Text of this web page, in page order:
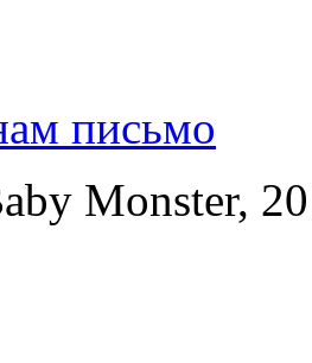
письмо
Monster,